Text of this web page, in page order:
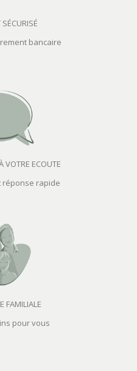
bancaire
VOTRE ECOUTE
réponse rapide
FAMILIALE
pour vous